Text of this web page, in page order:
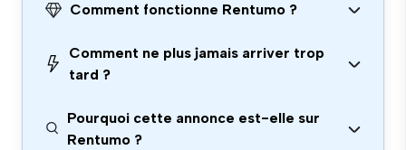
Comment fonctionne Rentumo ?
Comment ne plus jamais arriver trop
tard ?
Pourquoi cette annonce est-elle sur
Rentumo ?